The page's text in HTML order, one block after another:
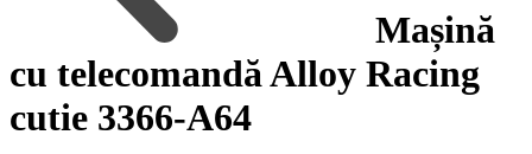
Mașină
cu telecomandă Alloy Racing
cutie 3366-A64